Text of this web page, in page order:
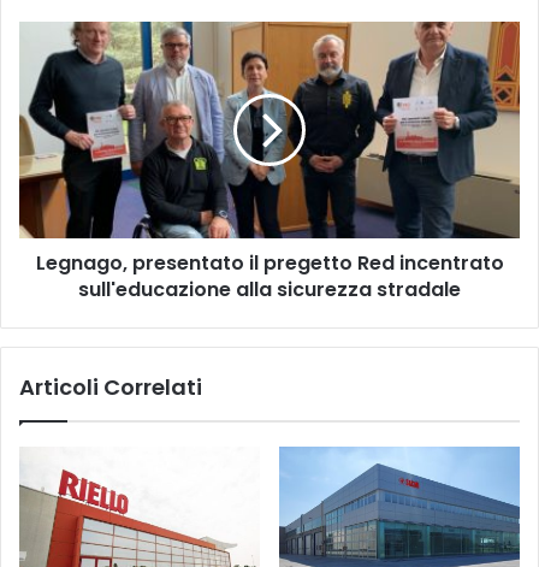
Legnago,
presentato
pregetto
Red
incentrato
sull'educazione
sicurezza
stradale
Legnago, presentato il pregetto Red incentrato
sull'educazione alla sicurezza stradale
Articoli Correlati